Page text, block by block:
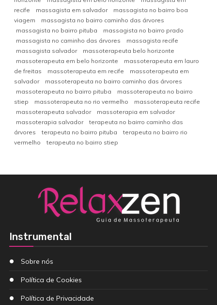
recife
massagista em salvador
massagista no bairro boa
viagem
massagista no bairro caminho das árvores
massagista no bairro pituba
massagista no bairro prado
massagista no caminho das árvores
massagista recife
massagista salvador
massoterapeuta belo horizonte
massoterapeuta em belo horizonte
massoterapeuta em lauro
de freitas
massoterapeuta em recife
massoterapeuta em
salvador
massoterapeuta no bairro caminho das árvores
massoterapeuta no bairro pituba
massoterapeuta no bairro
stiep
massoterapeuta no rio vermelho
massoterapeuta recife
massoterapeuta salvador
massoterapia em salvador
massoterapia salvador
terapeuta no bairro caminho das
árvores
terapeuta no bairro pituba
terapeuta no bairro rio
vermelho
terapeuta no bairro stiep
Instrumental
Sobre nós
Política de Cookies
Política de Privacidade